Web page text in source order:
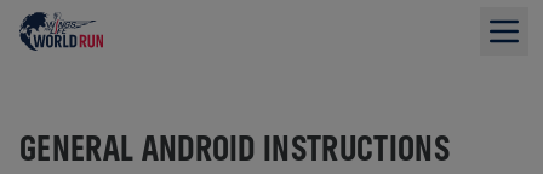
GENERAL ANDROID INSTRUCTIONS